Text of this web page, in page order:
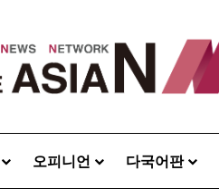
오피니언 다국어판